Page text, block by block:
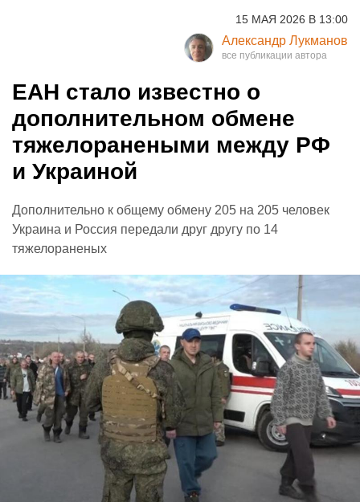
15 МАЯ 2026 В 13:00
Александр Лукманов
ЕАН стало известно о
дополнительном обмене
тяжелоранеными между РФ
и Украиной
Дополнительно к общему обмену 205 на 205 человек
Украина и Россия передали друг другу по 14
тяжелораненых